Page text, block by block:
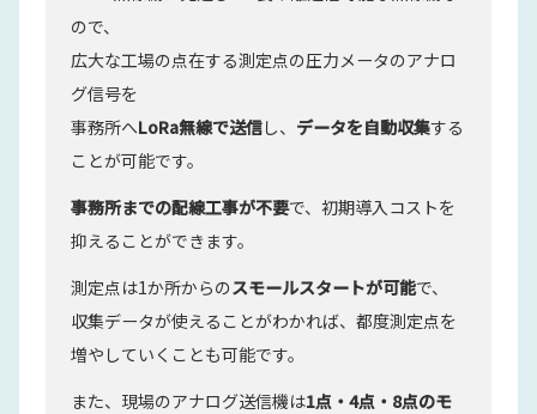
ので、
広大な工場の点在する測定点の圧力メータのアナロ
グ信号を
事務所へLoRa無線で送信し、 データを自動収集する
ことが可能です。
事務所までの配線工事が不要で、初期導入コストを
抑えることができます。
測定点は1か所からのスモールスタートが可能で、
収集データが使えることがわかれば、都度測定点を
増やしていくことも可能です。
また、現場のアナログ送信機は1点・4点・8点のモ